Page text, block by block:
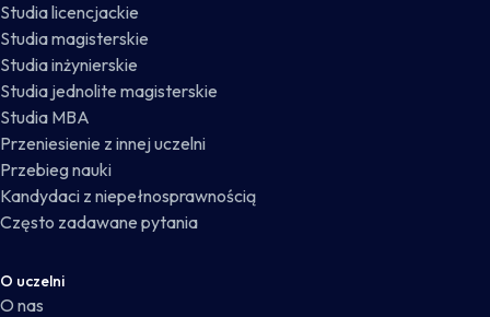
Studia licencjackie
Studia magisterskie
Studia inżynierskie
Studia jednolite magisterskie
Studia MBA
Przeniesienie z innej uczelni
Przebieg nauki
Kandydaci z niepełnosprawnością
Często zadawane pytania
O uczelni
O nas